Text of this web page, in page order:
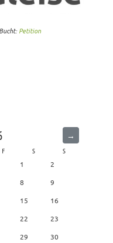
Petition
→
F S
S
1
2
8
9
15
16
22
23
29
30